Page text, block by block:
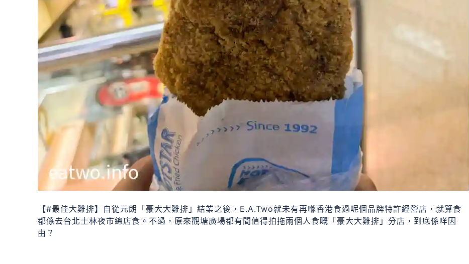
【#最佳大雞排】自從元朗「豪大大雞排」結業之後，E.A.Two就未有再喺香港食過呢個品牌特許經營店，就算食
都係去台北士林夜市總店食。不過，原來觀塘廣場都有間值得拍拖兩個人食嘅「豪大大雞排」分店，到底係咩因
由？